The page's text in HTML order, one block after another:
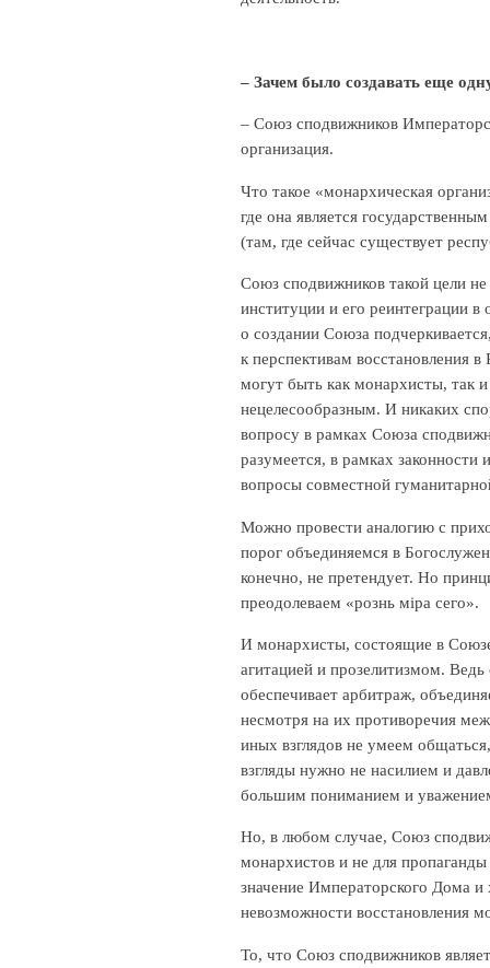
– Зачем было создавать еще
– Союз сподвижников
организация.
Что такое «монархическая
где она является
(там, где сейчас существует
Союз сподвижников такой цели
институции и его реинтеграции
о создании Союза
к перспективам восстановления
могут быть как монархисты, так
нецелесообразным. И никаких
вопросу в рамках Союза
разумеется, в рамках
вопросы совместной
Можно провести аналогию с
порог объединяемся в
конечно, не претендует. Но
преодолеваем «рознь мiра сего».
И монархисты, состоящие в
агитацией и прозелитизмом.
обеспечивает арбитраж,
несмотря на их противоречия
иных взглядов не умеем
взгляды нужно не насилием и
большим пониманием и
Но, в любом случае, Союз
монархистов и не для
значение Императорского Дома
невозможности восстановления
То, что Союз сподвижников